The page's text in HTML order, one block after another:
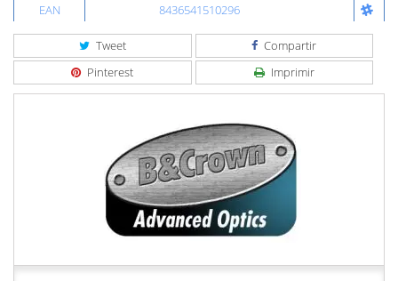
EAN
8436541510296
Tweet
Compartir
Pinterest
Imprimir